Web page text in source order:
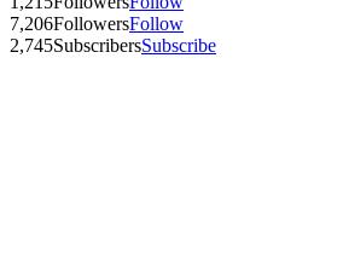
7,206FollowersFollow
2,745SubscribersSubscribe